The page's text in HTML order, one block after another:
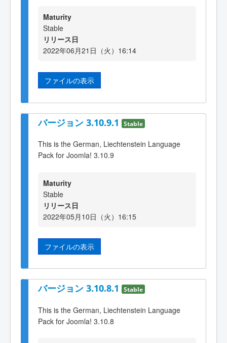
Maturity
Stable
リリース日
2022年06月21日（火）16:14
ファイルの表示
バージョン 3.10.9.1 Stable
This is the German, Liechtenstein Language
Pack for Joomla! 3.10.9
Maturity
Stable
リリース日
2022年05月10日（火）16:15
ファイルの表示
バージョン 3.10.8.1 Stable
This is the German, Liechtenstein Language
Pack for Joomla! 3.10.8